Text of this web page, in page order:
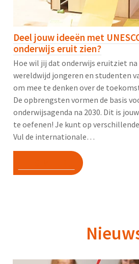
Deel jouw ideeën met
onderwijs eruit zien?
Hoe wil jij dat onderwijs eruitziet na
wereldwijd jongeren en studenten
om mee te denken over de
De opbrengsten vormen de basis
onderwijsagenda na 2030. Dit is
te oefenen! Je kunt op
Vul de internationale…